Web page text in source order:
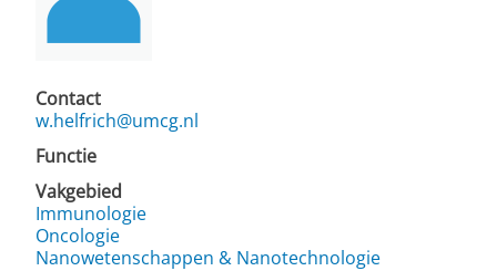
Contact
w.helfrich@umcg.nl
Functie
Vakgebied
Immunologie
Oncologie
Nanowetenschappen & Nanotechnologie